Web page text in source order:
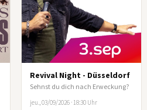
Revival Night - Düsseldorf
Sehnst du dich nach Erweckung?
jeu., 03/09/2026 · 18:30 Uhr